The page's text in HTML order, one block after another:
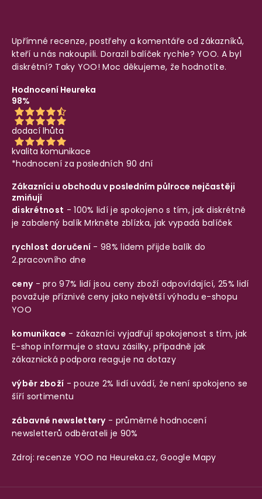
Upřímné recenze, postřehy a komentáře od zákazníků,
kteří u nás nakoupili. Dorazil balíček rychle? YOO. A byl
diskrétní? Taky YOO! Moc děkujeme, že hodnotíte.
Hodnocení Heureka
98%
dodací lhůta
kvalita komunikace
*hodnocení za posledních 90 dní
Zákazníci u obchodu v posledním půlroce nejčastěji
zmiňují
diskrétnost - 100% lidí je spokojeno s tím, jak diskrétně
je zabalený balíkMrkněte zblízka, jak vypadá balíček
rychlost doručení - 98% lidem přijde balík do
2.pracovního dne
ceny- pro 97% lidí jsou ceny zboží odpovídající, 25% lidí
považuje příznivé ceny jako největší výhodu e-shopu
YOO
komunikace - zákazníci vyjadřují spokojenost s tím, jak
E-shop informuje o stavu zásilky, případně jak
zákaznická podpora reaguje na dotazy
výběr zboží - pouze 2% lidí uvádí, že není spokojeno se
šíří sortimentu
zábavné newslettery- průměrné hodnocení
newsletterů odběrateli je 90%
Zdroj: recenze YOO na Heureka.cz,Google Mapy